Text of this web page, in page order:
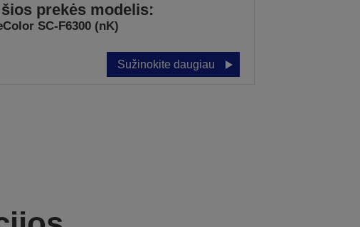
prekės modelis:
SC-F6300 (nK)
Sužinokite daugiau